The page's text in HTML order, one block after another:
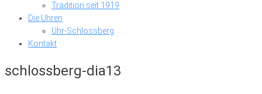
Tradition seit 1919
Die Uhren
Uhr-Schlossberg
Kontakt
schlossberg-dia13